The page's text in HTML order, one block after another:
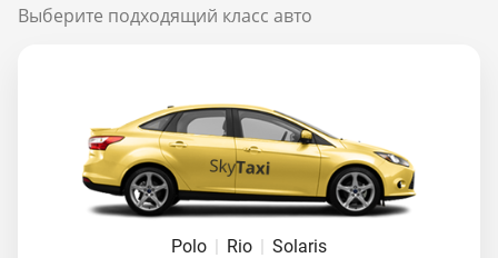
Выберите подходящий класс авто
Polo | Rio | Solaris